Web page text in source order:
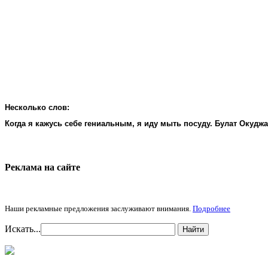
Несколько слов:
Когда я кажусь себе гениальным, я иду мыть посуду. Булат
Реклама на cайте
Наши рекламные предложения заслуживают внимания. Подробнее
Искать... Найти